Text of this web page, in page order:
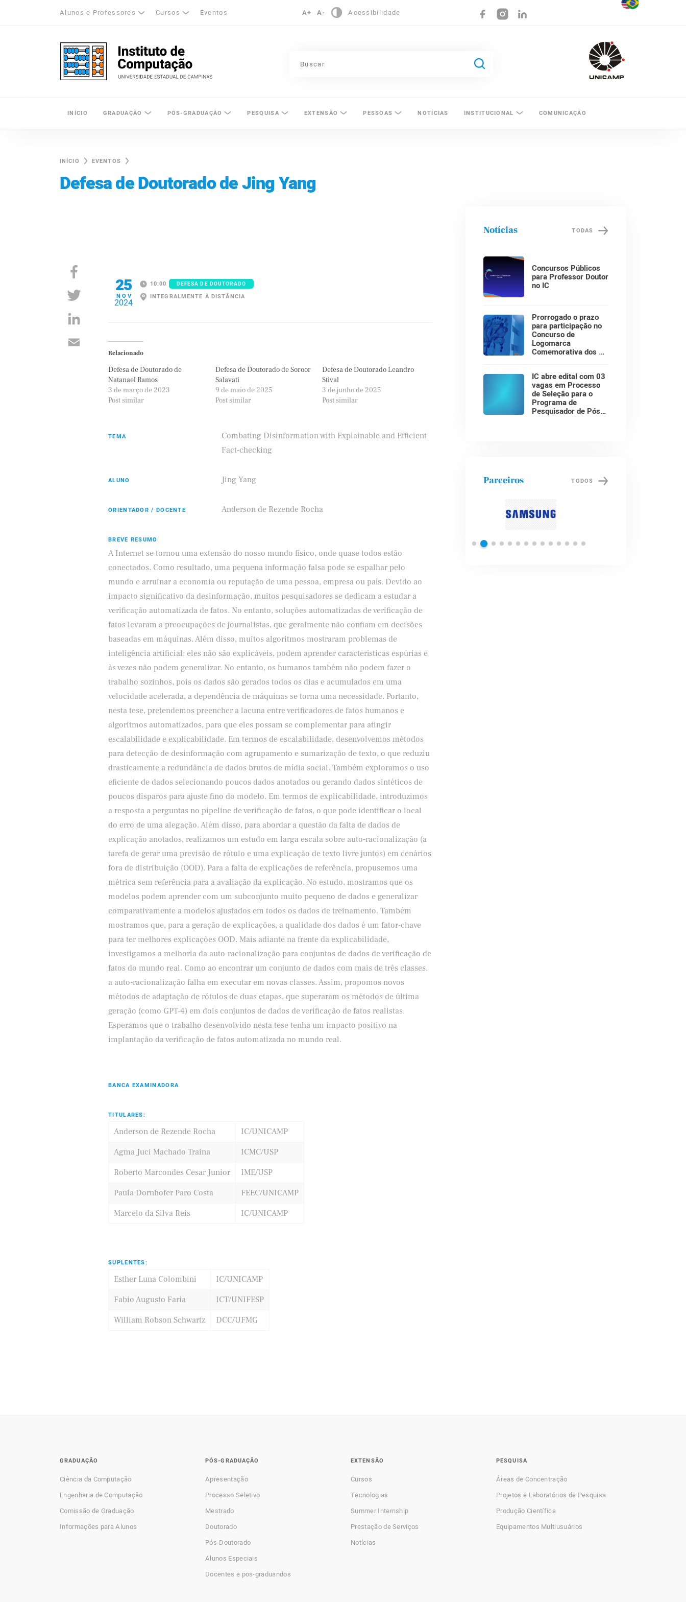
Alunos e Professores Cursos Eventos A+ A- Acessibilidade
Unicamp - Universidade Estadual de Campinas
INÍCIO GRADUAÇÃO PÓS-GRADUAÇÃO PESQUISA EXTENSÃO PESSOAS NOTÍCIAS INSTITUCIONAL COMUNICAÇÃO
INÍCIO EVENTOS
Defesa de Doutorado de Jing Yang
25
NOV
2024
10:00 DEFESA DE DOUTORADO
INTEGRALMENTE À DISTÂNCIA
Relacionado
Defesa de Doutorado de
Natanael Ramos
3 de março de 2023
Post similar
Defesa de Doutorado de Soroor
Salavati
9 de maio de 2025
Post similar
Defesa de Doutorado Leandro
Stival
3 de junho de 2025
Post similar
TEMA
Combating Disinformation with Explainable and Efficient
Fact-checking
ALUNO Jing Yang
ORIENTADOR / DOCENTE Anderson de Rezende Rocha
BREVE RESUMO
A Internet se tornou uma extensão do nosso mundo físico, onde quase todos estão
conectados. Como resultado, uma pequena informação falsa pode se espalhar pelo
mundo e arruinar a economia ou reputação de uma pessoa, empresa ou país. Devido ao
impacto significativo da desinformação, muitos pesquisadores se dedicam a estudar a
verificação automatizada de fatos. No entanto, soluções automatizadas de verificação de
fatos levaram a preocupações de journalistas, que geralmente não confiam em decisões
baseadas em máquinas. Além disso, muitos algoritmos mostraram problemas de
inteligência artificial: eles não são explicáveis, podem aprender características espúrias e
às vezes não podem generalizar. No entanto, os humanos também não podem fazer o
trabalho sozinhos, pois os dados são gerados todos os dias e acumulados em uma
velocidade acelerada, a dependência de máquinas se torna uma necessidade. Portanto,
nesta tese, pretendemos preencher a lacuna entre verificadores de fatos humanos e
algoritmos automatizados, para que eles possam se complementar para atingir
escalabilidade e explicabilidade. Em termos de escalabilidade, desenvolvemos métodos
para detecção de desinformação com agrupamento e sumarização de texto, o que reduziu
drasticamente a redundância de dados brutos de mídia social. Também exploramos o uso
eficiente de dados selecionando poucos dados anotados ou gerando dados sintéticos de
poucos disparos para ajuste fino do modelo. Em termos de explicabilidade, introduzimos
a resposta a perguntas no pipeline de verificação de fatos, o que pode identificar o local
do erro de uma alegação. Além disso, para abordar a questão da falta de dados de
explicação anotados, realizamos um estudo em larga escala sobre auto-racionalização (a
tarefa de gerar uma previsão de rótulo e uma explicação de texto livre juntos) em cenários
fora de distribuição (OOD). Para a falta de explicações de referência, propusemos uma
métrica sem referência para a avaliação da explicação. No estudo, mostramos que os
modelos podem aprender com um subconjunto muito pequeno de dados e generalizar
comparativamente a modelos ajustados em todos os dados de treinamento. Também
mostramos que, para a geração de explicações, a qualidade dos dados é um fator-chave
para ter melhores explicações OOD. Mais adiante na frente da explicabilidade,
investigamos a melhoria da auto-racionalização para conjuntos de dados de verificação de
fatos do mundo real. Como ao encontrar um conjunto de dados com mais de três classes,
a auto-racionalização falha em executar em novas classes. Assim, propomos novos
métodos de adaptação de rótulos de duas etapas, que superaram os métodos de última
geração (como GPT-4) em dois conjuntos de dados de verificação de fatos realistas.
Esperamos que o trabalho desenvolvido nesta tese tenha um impacto positivo na
implantação da verificação de fatos automatizada no mundo real.
BANCA EXAMINADORA
TITULARES:
Anderson de Rezende Rocha
IC/UNICAMP
Agma Juci Machado Traina
ICMC/USP
Roberto Marcondes Cesar Junior
IME/USP
Paula Dornhofer Paro Costa
FEEC/UNICAMP
Marcelo da Silva Reis
IC/UNICAMP
SUPLENTES:
Esther Luna Colombini
IC/UNICAMP
Fabio Augusto Faria
ICT/UNIFESP
William Robson Schwartz
DCC/UFMG
Notícias TODAS
Concursos Públicos
para Professor Doutor
no IC
Prorrogado o prazo
para participação no
Concurso de
Logomarca
Comemorativa dos 30
IC abre edital com 03
vagas em Processo
de Seleção para o
Programa de
Pesquisador de Pós-
Parceiros TODOS
Banco Santander
GRADUAÇÃO
Ciência da Computação
Engenharia de Computação
Comissão de Graduação
Informações para Alunos
PÓS-GRADUAÇÃO
Apresentação
Processo Seletivo
Mestrado
Doutorado
Pós-Doutorado
Alunos Especiais
Docentes e pos-graduandos
EXTENSÃO
Cursos
Tecnologias
Summer Internship
Prestação de Serviços
Notícias
PESQUISA
Áreas de Concentração
Projetos e Laboratórios de Pesquisa
Produção Científica
Equipamentos Multiusuários